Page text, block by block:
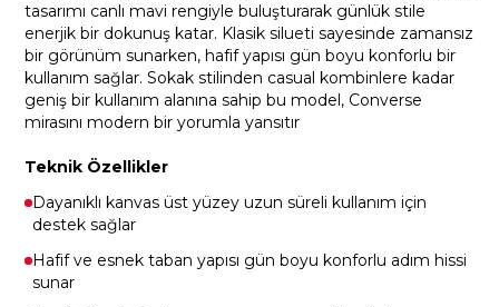
tasarımı canlı mavi rengiyle buluşturarak günlük stile
enerjik bir dokunuş katar. Klasik silueti sayesinde zamansız
bir görünüm sunarken, hafif yapısı gün boyu konforlu bir
kullanım sağlar. Sokak stilinden casual kombinlere kadar
geniş bir kullanım alanına sahip bu model, Converse
mirasını modern bir yorumla yansıtır
Teknik Özellikler
Dayanıklı kanvas üst yüzey uzun süreli kullanım için
destek sağlar
Hafif ve esnek taban yapısı gün boyu konforlu adım hissi
sunar